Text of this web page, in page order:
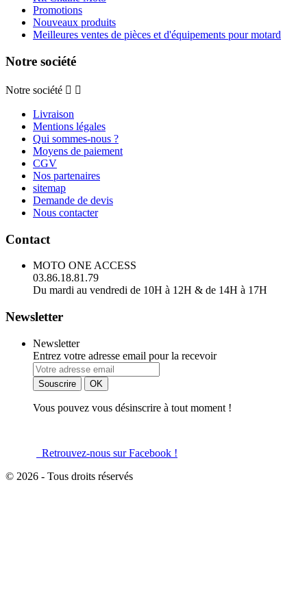
Promotions
Nouveaux produits
Meilleures ventes de pièces et d'équipements pour motard
Notre société
Notre société  
Livraison
Mentions légales
Qui sommes-nous ?
Moyens de paiement
CGV
Nos partenaires
sitemap
Demande de devis
Nous contacter
Contact
MOTO ONE ACCESS
03.86.18.81.79
Du mardi au vendredi de 10H à 12H & de 14H à 17H
Newsletter
Newsletter
Entrez votre adresse email pour la recevoir
Vous pouvez vous désinscrire à tout moment !
Retrouvez-nous sur Facebook !
© 2026 - Tous droits réservés